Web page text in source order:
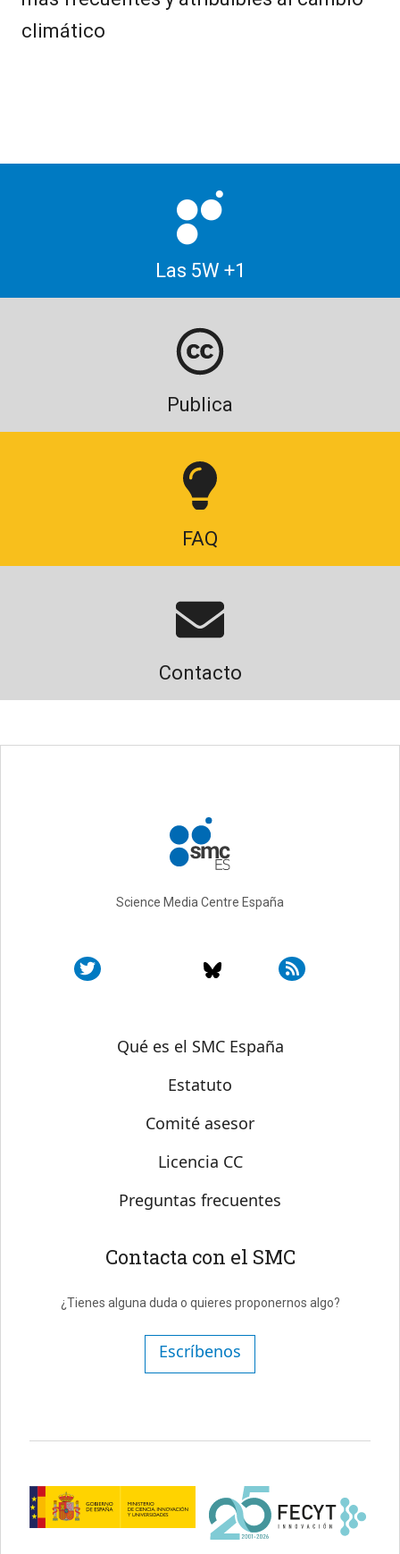
climático
Las 5W +1
Publica
FAQ
Contacto
Science Media Centre España
Sobre SMC España
Qué es el SMC España
Estatuto
Comité asesor
Licencia CC
Preguntas frecuentes
Contacta con el SMC
¿Tienes alguna duda o quieres proponernos algo?
Escríbenos